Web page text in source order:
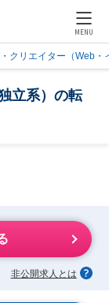
MENU
クリエイター（Web・
立系）の転
非公開求人とは